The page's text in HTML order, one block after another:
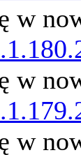
w
w
w